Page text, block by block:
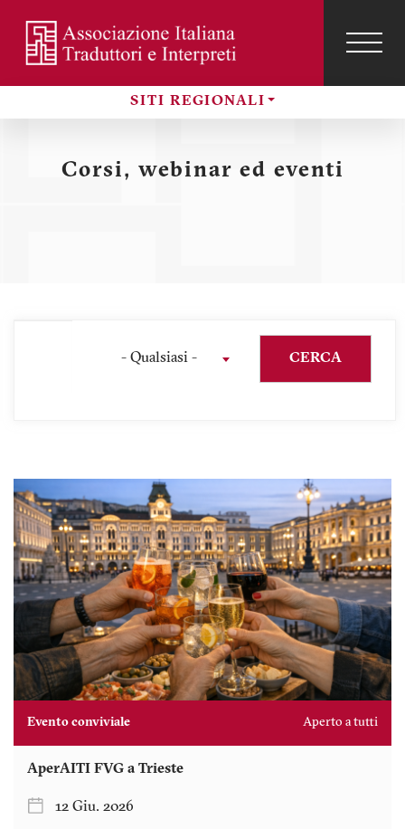
contenuto
principale
SITI REGIONALI
Menu
profilo
utente
Corsi, webinar ed eventi
- Qualsiasi - CERCA
Evento conviviale Aperto a tutti
AperAITI FVG a Trieste
12 Giu. 2026